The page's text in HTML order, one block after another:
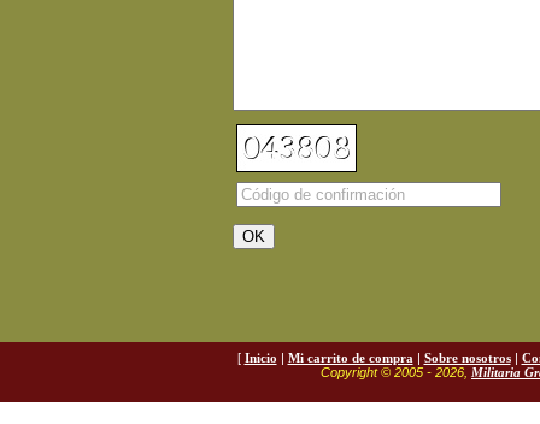
[ Inicio | Mi carrito de compra | Sobre nosotros|
Copyright © 2005 - 2026, Militaria